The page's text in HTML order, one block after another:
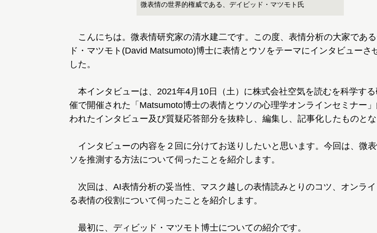
微表情の世界的権威である、デイビッド・マツモト氏
こんにちは。微表情研究家の清水建二です。この度、表情分析の大家であ
ド・マツモト(David Matsumoto)博士に表情とウソをテーマにインタビューさ
した。
本インタビューは、2021年4月10日（土）に株式会社空気を読むを科学す
催で開催された「Matsumoto博士の表情とウソの心理学オンラインセミナー
われたインタビュー及び質疑応答部分を抜粋し、編集し、記事化したものとな
インタビューの内容を２回に分けてお送りしたいと思います。今回は、微
ソを推測する方法について伺ったことを紹介します。
次回は、AI表情分析の妥当性、マスク越しの表情読みとりのコツ、オンラ
る表情の役割について伺ったことを紹介します。
最初に、ディビッド・マツモト博士についての紹介です。